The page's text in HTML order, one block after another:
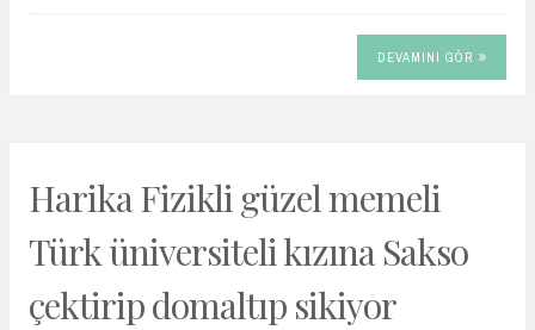
DEVAMINI GÖR
Harika Fizikli güzel memeli
Türk üniversiteli kızına Sakso
çektirip domaltıp sikiyor